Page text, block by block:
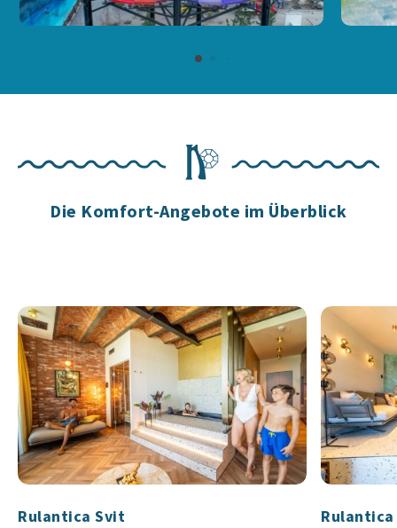
Die Komfort-Angebote im Überblick
Rulantica Svit Rulantica